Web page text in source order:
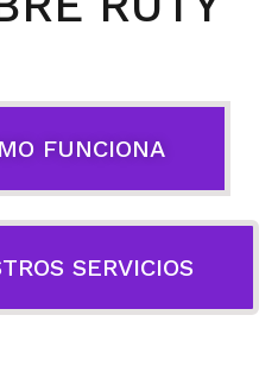
FUNCIONA
SERVICIOS